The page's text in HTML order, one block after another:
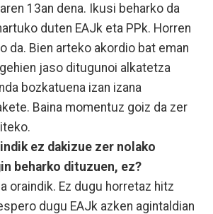
13an dena. Ikusi beharko da
duten EAJk eta PPk. Horren
da. Bien arteko akordio bat eman
jaso ditugunoi alkatetza
bozkatuena izan izana
Baina momentuz goiz da zer
ez dakizue zer nolako
beharko dituzuen, ez?
oraindik. Ez dugu horretaz hitz
dugu EAJk azken agintaldian